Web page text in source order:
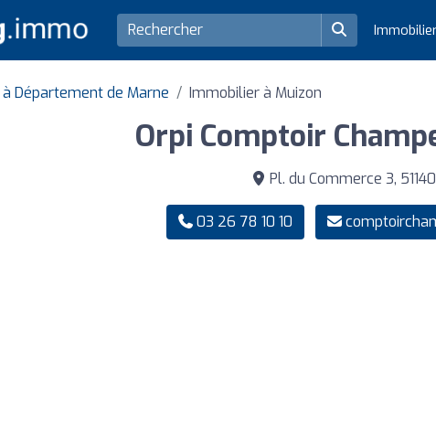
Département de Marne Immobilier à Muizon
Orpi Comptoir
Pl. du Commerce 3,
03 26 78 10 10